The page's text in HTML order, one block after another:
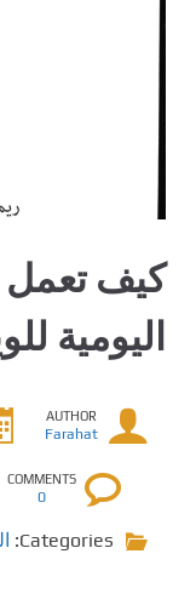
كيف تعمل
اليومية
AUTHOR
Farahat
COMMENTS
0
Categories: